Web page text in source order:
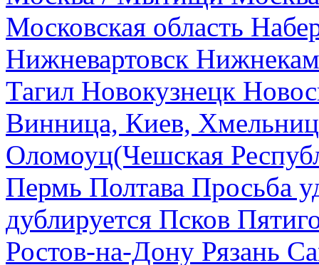
Московская область
Нижневартовск
Тагил Новокузнецк
Винница, Киев,
Оломоуц(Чешская
Пермь Полтава Просьба
дублируется Псков
Ростов-на-Дону Рязань